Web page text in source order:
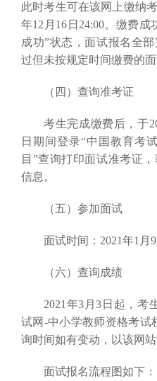
此时考生可在该网上缴纳
年12月16日24:00。缴费
成功”状态，面试报名全
过但未按规定时间缴费的面
（四）查询准考证
考生完成缴费后，于
日期间登录“中国教育考
目”查询打印面试准考证
信息。
（五）参加面试
面试时间：2021年1月
（六）查询成绩
2021年3月3日起，考
试网-中小学教师资格考试
询时间如有变动，以该网站
面试报名流程图如下：